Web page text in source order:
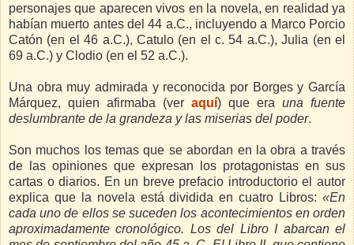
personajes que aparecen vivos en la novela, en realidad ya
habían muerto antes del 44 a.C., incluyendo a Marco Porcio
Catón (en el 46 a.C.), Catulo (en el c. 54 a.C.), Julia (en el
69 a.C.) y Clodio (en el 52 a.C.).
Una obra muy admirada y reconocida por Borges y García
Márquez, quien afirmaba (ver aquí) que era una fuente
deslumbrante de la grandeza y las miserias del poder.
Son muchos los temas que se abordan en la obra a través
de las opiniones que expresan los protagonistas en sus
cartas o diarios. En un breve prefacio introductorio el autor
explica que la novela está dividida en cuatro Libros: «En
cada uno de ellos se suceden los acontecimientos en orden
aproximadamente cronológico. Los del Libro I abarcan el